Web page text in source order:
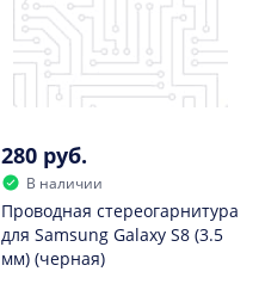
280 руб.
В наличии
Проводная стереогарнитура
для Samsung Galaxy S8 (3.5
мм) (черная)